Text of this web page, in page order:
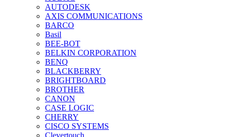
AUTODESK
AXIS COMMUNICATIONS
BARCO
Basil
BEE-BOT
BELKIN CORPORATION
BENQ
BLACKBERRY
BRIGHTBOARD
BROTHER
CANON
CASE LOGIC
CHERRY
CISCO SYSTEMS
Clevertouch